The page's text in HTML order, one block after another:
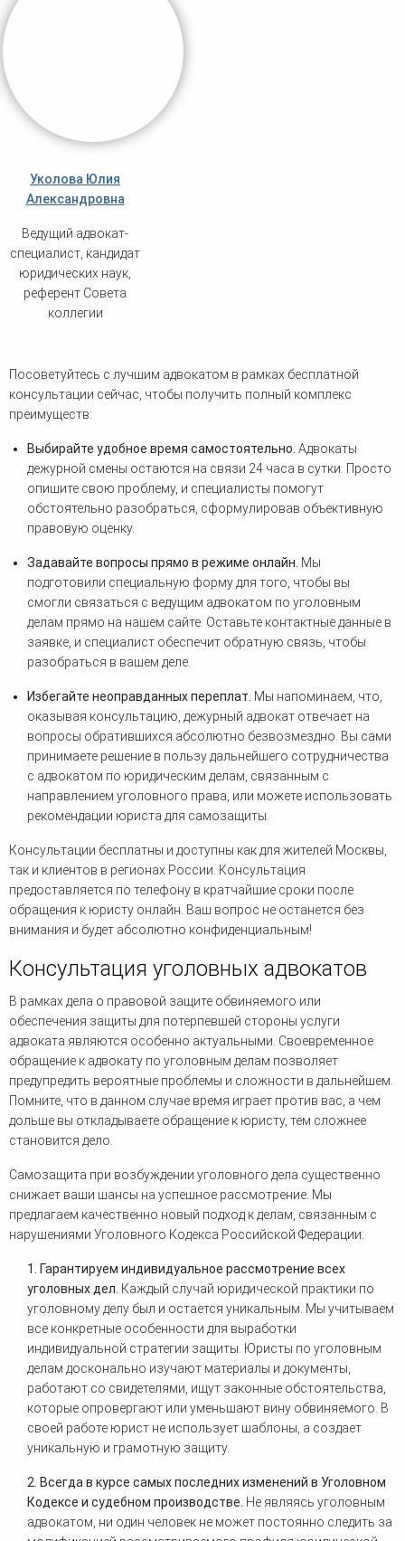
Уколова Юлия
Александровна
Ведущий адвокат-
специалист, кандидат
юридических наук,
референт Совета
коллегии
Посоветуйтесь с лучшим адвокатом в рамках бесплатной
консультации сейчас, чтобы получить полный комплекс
преимуществ:
Выбирайте удобное время самостоятельно. Адвокаты
дежурной смены остаются на связи 24 часа в сутки. Просто
опишите свою проблему, и специалисты помогут
обстоятельно разобраться, сформулировав объективную
правовую оценку.
Задавайте вопросы прямо в режиме онлайн. Мы
подготовили специальную форму для того, чтобы вы
смогли связаться с ведущим адвокатом по уголовным
делам прямо на нашем сайте. Оставьте контактные данные в
заявке, и специалист обеспечит обратную связь, чтобы
разобраться в вашем деле.
Избегайте неоправданных переплат. Мы напоминаем, что,
оказывая консультацию, дежурный адвокат отвечает на
вопросы обратившихся абсолютно безвозмездно. Вы сами
принимаете решение в пользу дальнейшего сотрудничества
с адвокатом по юридическим делам, связанным с
направлением уголовного права, или можете использовать
рекомендации юриста для самозащиты.
Консультации бесплатны и доступны как для жителей Москвы,
так и клиентов в регионах России. Консультация
предоставляется по телефону в кратчайшие сроки после
обращения к юристу онлайн. Ваш вопрос не останется без
внимания и будет абсолютно конфиденциальным!
Консультация уголовных адвокатов
В рамках дела о правовой защите обвиняемого или
обеспечения защиты для потерпевшей стороны услуги
адвоката являются особенно актуальными. Своевременное
обращение к адвокату по уголовным делам позволяет
предупредить вероятные проблемы и сложности в дальнейшем.
Помните, что в данном случае время играет против вас, а чем
дольше вы откладываете обращение к юристу, тем сложнее
становится дело.
Самозащита при возбуждении уголовного дела существенно
снижает ваши шансы на успешное рассмотрение. Мы
предлагаем качественно новый подход к делам, связанным с
нарушениями Уголовного Кодекса Российской Федерации:
1. Гарантируем индивидуальное рассмотрение всех
уголовных дел. Каждый случай юридической практики по
уголовному делу был и остается уникальным. Мы учитываем
все конкретные особенности для выработки
индивидуальной стратегии защиты. Юристы по уголовным
делам досконально изучают материалы и документы,
работают со свидетелями, ищут законные обстоятельства,
которые опровергают или уменьшают вину обвиняемого. В
своей работе юрист не использует шаблоны, а создает
уникальную и грамотную защиту.
2. Всегда в курсе самых последних изменений в Уголовном
Кодексе и судебном производстве. Не являясь уголовным
адвокатом, ни один человек не может постоянно следить за